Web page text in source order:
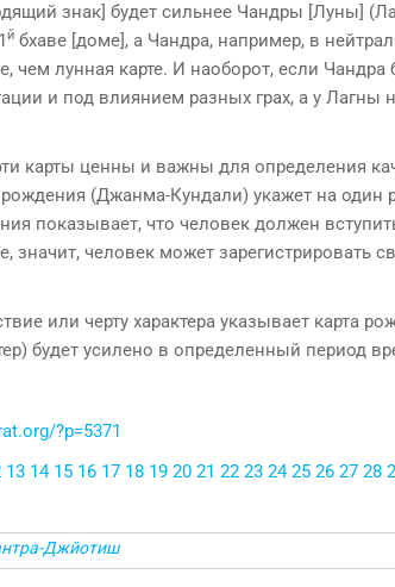
знак] будет сильнее Чандры [Луны]
й бхаве [доме], а Чандра, например, в
чем лунная карте. И наоборот, если
и под влиянием разных грах, а у Лагны
карты ценны и важны для определения
(Джанма-Кундали) укажет на один
показывает, что человек должен
значит, человек может зарегистрировать
или черту характера указыва­ет карта
будет усилено в определенный период
?p=5371
13 14 15 16 17 18 19 20 21 22 23 24 25 26 27 28
Джйотиш